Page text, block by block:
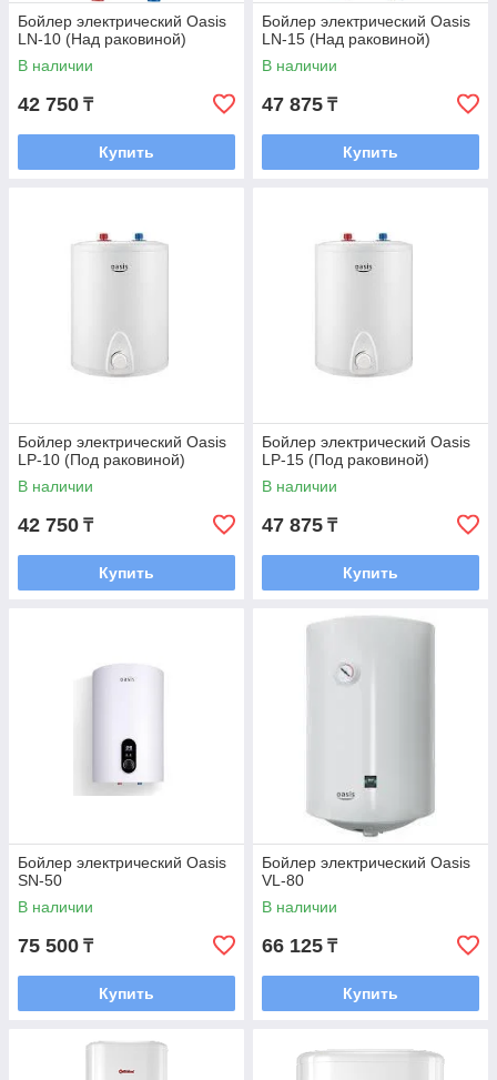
Бойлер электрический Oasis
LN-10 (Над раковиной)
В наличии
42 750 ₸
Купить
Бойлер электрический Oasis
LN-15 (Над раковиной)
В наличии
47 875 ₸
Купить
Бойлер электрический Oasis
LР-10 (Под раковиной)
В наличии
42 750 ₸
Купить
Бойлер электрический Oasis
LР-15 (Под раковиной)
В наличии
47 875 ₸
Купить
Бойлер электрический Oasis
SN-50
В наличии
75 500 ₸
Купить
Бойлер электрический Oasis
VL-80
В наличии
66 125 ₸
Купить